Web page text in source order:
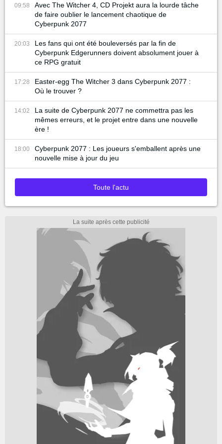
09:58
Avec The Witcher 4, CD Projekt aura la lourde tâche
de faire oublier le lancement chaotique de
Cyberpunk 2077
20:03
Les fans qui ont été bouleversés par la fin de
Cyberpunk Edgerunners doivent absolument jouer à
ce RPG gratuit
17:28
Easter-egg The Witcher 3 dans Cyberpunk 2077 :
Où le trouver ?
14:02
La suite de Cyberpunk 2077 ne commettra pas les
mêmes erreurs, et le projet entre dans une nouvelle
ère !
18:00
Cyberpunk 2077 : Les joueurs s'emballent après une
nouvelle mise à jour du jeu
Toute l'actu